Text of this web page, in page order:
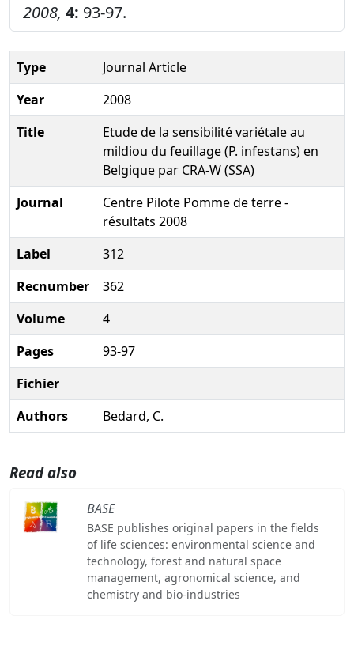
2008, 4: 93-97.
Type
Journal Article
Year
2008
Title
Etude de la sensibilité variétale au
mildiou du feuillage (P. infestans) en
Belgique par CRA-W (SSA)
Journal
Centre Pilote Pomme de terre -
résultats 2008
Label
312
Recnumber
362
Volume
4
Pages
93-97
Fichier
Authors
Bedard, C.
Read also
BASE
BASE publishes original papers in the fields
of life sciences: environmental science and
technology, forest and natural space
management, agronomical science, and
chemistry and bio-industries